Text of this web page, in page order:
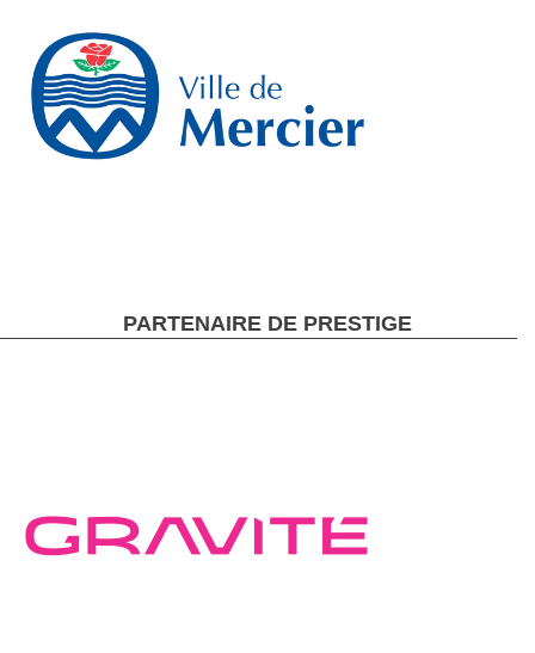
PARTENAIRE DE PRESTIGE